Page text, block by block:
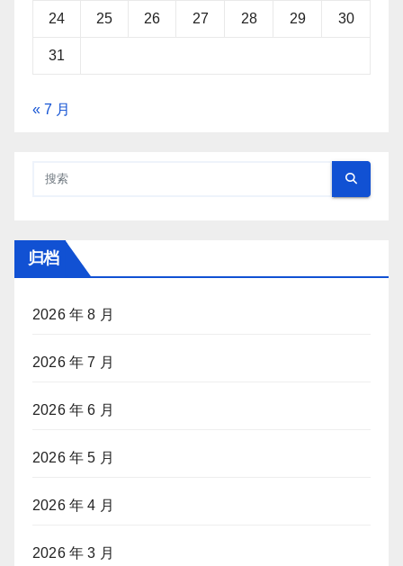
24 25 26 27 28 29 30
31
« 7 月
归档
2026 年 8 月
2026 年 7 月
2026 年 6 月
2026 年 5 月
2026 年 4 月
2026 年 3 月